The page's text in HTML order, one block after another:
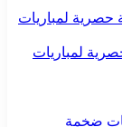
2025.. متابعة حصرية لمباريات